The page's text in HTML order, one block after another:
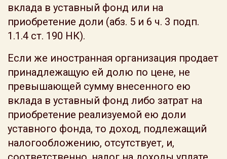
вклада в уставный фонд или на
приобретение доли (абз. 5 и 6 ч. 3 подп.
1.1.4 ст. 190 НК).
Если же иностранная организация продает
принадлежащую ей долю по цене, не
превышающей сумму внесенного ею
вклада в уставный фонд либо затрат на
приобретение реализуемой ею доли
уставного фонда, то доход, подлежащий
налогообложению, отсутствует, и,